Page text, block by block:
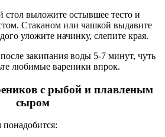
выложите остывшее тесто и
Стаканом или чашкой выдавите
уложите начинку, слепите края.
закипания воды 5-7 минут, чуть
любимые вареники впрок.
с рыбой и плавленым
сыром